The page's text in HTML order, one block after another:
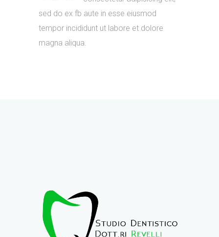
sed do ex fb aute in esse eiusmod
tempor incididunt ut labore et dolore
magna aliqua.